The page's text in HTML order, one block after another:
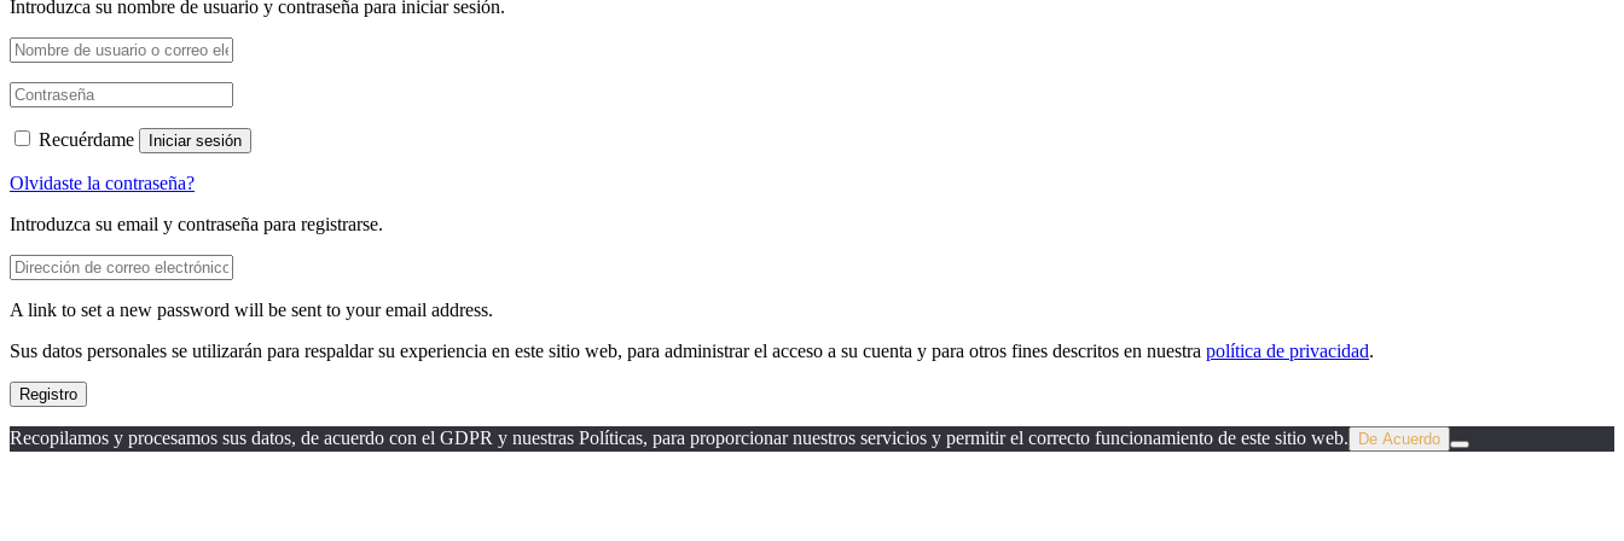
Introduzca su nombre de usuario y contraseña para iniciar sesión.
Recuérdame Iniciar sesión
Olvidaste la contraseña?
Introduzca su email y contraseña para registrarse.
A link to set a new password will be sent to your email address.
Sus datos personales se utilizarán para respaldar su experiencia en este sitio web, para administrar el acceso a su cuenta y para otros fines descritos en nuestra política de privacidad.
Registro
Recopilamos y procesamos sus datos, de acuerdo con el GDPR y nuestras Políticas, para proporcionar nuestros servicios y permitir el correcto funcionamiento de este sitio web. De Acuerdo